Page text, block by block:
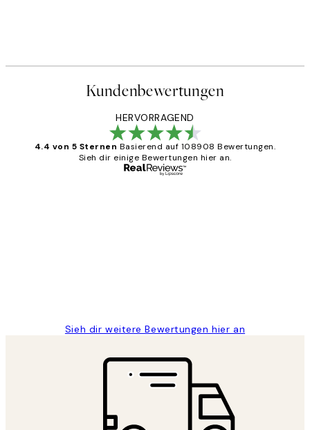
Kundenbewertungen
HERVORRAGEND
4.4 von 5 Sternen Basierend auf 108908 Bewertungen.
Sieh dir einige Bewertungen hier an.
Sieh dir weitere Bewertungen hier an